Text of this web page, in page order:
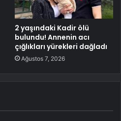
2 yaşındaki Kadir ölü
bulundu! Annenin acı
çığlıkları yürekleri dağladı
Ağustos 7, 2026